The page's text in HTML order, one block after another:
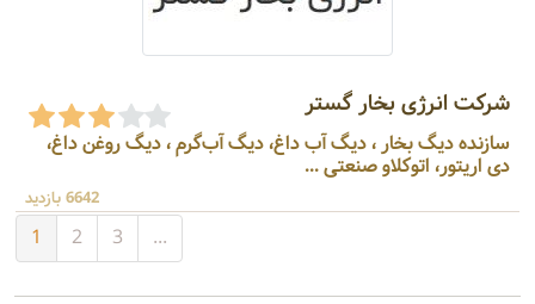
شرکت انرژی بخار گستر
سازنده دیگ بخار ، دیگ آب داغ، دیگ آب‌گرم ، دیگ روغن داغ،
دی اریتور، اتوکلاو صنعتی ...
6642 بازدید
1 2 3 ...